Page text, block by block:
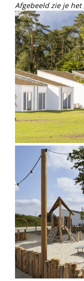
Afgebeeld zie je het